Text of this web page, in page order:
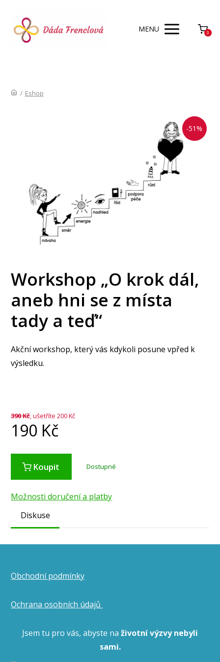
MENU 0
/ Eshop
-51%
Workshop „O krok dál,
aneb hni se z místa
tady a teď“
Akční workshop, který vás kdykoli posune vpřed k
výsledku.
390Kč, ušetříte 200 Kč
190 Kč
Koupit Dostupné
Možnosti doručení a platby
Diskuse
Obchodní podmínky
Ochrana osobních údajů
Jsem tu pro vás, abyste na životní výzvy nebyli
sami.